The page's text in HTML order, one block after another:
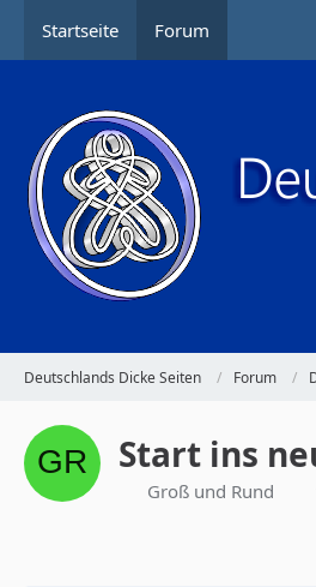
Startseite Forum
Deutschlands Dicke Seiten Forum
Start ins
Groß und Rund